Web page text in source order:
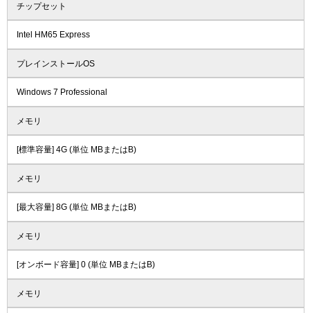
チップセット
Intel HM65 Express
プレインストールOS
Windows 7 Professional
メモリ
[標準容量] 4G (単位 MBまたはB)
メモリ
[最大容量] 8G (単位 MBまたはB)
メモリ
[オンボード容量] 0 (単位 MBまたはB)
メモリ